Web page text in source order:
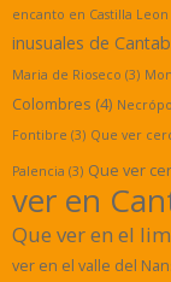
encanto en Castilla Leon
inusuales de
Maria de Rioseco (3)
Colombres (4)
Fontibre (3) Que ver
Palencia (3) Que ver
ver en
Que ver en el
ver en el valle del